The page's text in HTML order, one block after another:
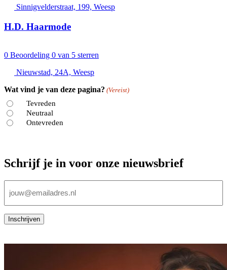
Sinnigvelderstraat, 199, Weesp
H.D. Haarmode
0 Beoordeling 0 van 5 sterren
Nieuwstad, 24A, Weesp
Wat vind je van deze pagina? (Vereist)
Tevreden
Neutraal
Ontevreden
Schrijf je in voor onze nieuwsbrief
mailadres
Inschrijven